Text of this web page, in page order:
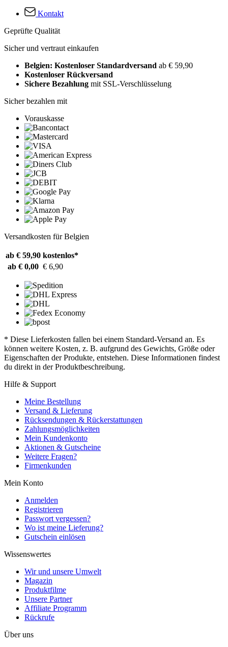
Kontakt
Geprüfte Qualität
Sicher und vertraut einkaufen
Belgien: Kostenloser Standardversand ab € 59,90
Kostenloser Rückversand
Sichere Bezahlung mit SSL-Verschlüsselung
Sicher bezahlen mit
Vorauskasse
Versandkosten für Belgien
ab € 59,90 kostenlos*
ab € 0,00 € 6,90
* Diese Lieferkosten fallen bei einem Standard-Versand an. Es
können weitere Kosten, z. B. aufgrund des Gewichts, Größe oder
Eigenschaften der Produkte, entstehen. Diese Informationen findest
du direkt in der Produktbeschreibung.
Hilfe & Support
Meine Bestellung
Versand & Lieferung
Rücksendungen & Rückerstattungen
Zahlungsmöglichkeiten
Mein Kundenkonto
Aktionen & Gutscheine
Weitere Fragen?
Firmenkunden
Mein Konto
Anmelden
Registrieren
Passwort vergessen?
Wo ist meine Lieferung?
Gutschein einlösen
Wissenswertes
Wir und unsere Umwelt
Magazin
Produktfilme
Unsere Partner
Affiliate Programm
Rückrufe
Über uns